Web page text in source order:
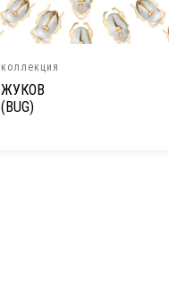
коллекция
ЖУКОВ
(BUG)